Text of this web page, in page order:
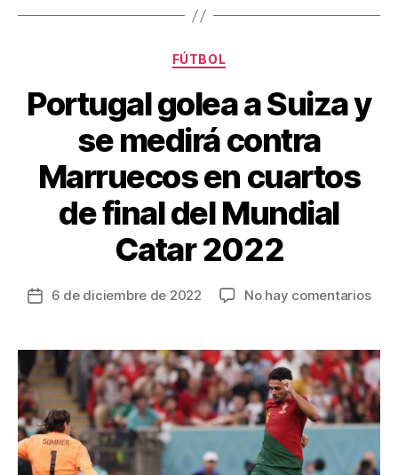
o
tir
Categorías
FÚTBOL
Portugal golea a Suiza y
se medirá contra
Marruecos en cuartos
de final del Mundial
Catar 2022
Fecha
entrada
6 de diciembre de 2022 No hay comentariosen
a
y
se